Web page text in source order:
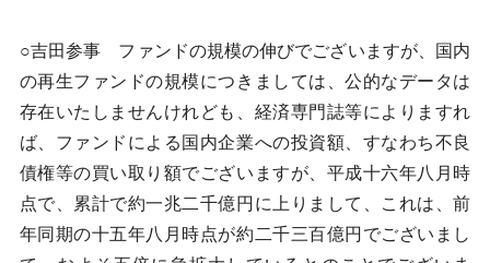
○吉田参事 ファンドの規模の伸びでございますが、国内
の再生ファンドの規模につきましては、公的なデータは
存在いたしませんけれども、経済専門誌等によりますれ
ば、ファンドによる国内企業への投資額、すなわち不良
債権等の買い取り額でございますが、平成十六年八月時
点で、累計で約一兆二千億円に上りまして、これは、前
年同期の十五年八月時点が約二千三百億円でございまし